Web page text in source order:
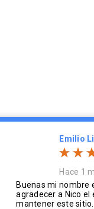
Emilio
Hace 1
Buenas mi nombre
agradecer a Nico
mantener este sitio.